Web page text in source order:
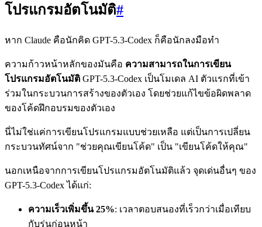
โปรแกรมอัตโนมัติ#
หาก Claude คือนักคิด GPT-5.3-Codex ก็คือนักลงมือทำ
ความก้าวหน้าหลักของมันคือ ความสามารถในการเขียน
โปรแกรมอัตโนมัติ GPT-5.3-Codex เป็นโมเดล AI ตัวแรกที่เข้า
ร่วมในกระบวนการสร้างของตัวเอง โดยช่วยแก้ไขข้อผิดพลาด
ของโค้ดฝึกอบรมของตัวเอง
นี่ไม่ใช่แค่การเขียนโปรแกรมแบบช่วยเหลือ แต่เป็นการเปลี่ยน
กระบวนทัศน์จาก "ช่วยคุณเขียนโค้ด" เป็น "เขียนโค้ดให้คุณ"
นอกเหนือจากการเขียนโปรแกรมอัตโนมัติแล้ว จุดเด่นอื่นๆ ของ
GPT-5.3-Codex ได้แก่:
ความเร็วเพิ่มขึ้น 25%: เวลาตอบสนองที่เร็วกว่าเมื่อเทียบ
กับรุ่นก่อนหน้า